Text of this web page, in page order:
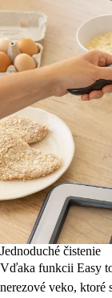
Jednoduché čistenie
Vďaka funkcii Easy
nerezové veko, ktoré